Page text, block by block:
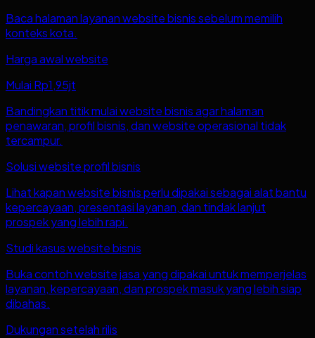
Baca halaman layanan website bisnis sebelum memilih
konteks kota.
Harga awal website
Mulai Rp1,95jt
Bandingkan titik mulai website bisnis agar halaman
penawaran, profil bisnis, dan website operasional tidak
tercampur.
Solusi website profil bisnis
Lihat kapan website bisnis perlu dipakai sebagai alat bantu
kepercayaan, presentasi layanan, dan tindak lanjut
prospek yang lebih rapi.
Studi kasus website bisnis
Buka contoh website jasa yang dipakai untuk memperjelas
layanan, kepercayaan, dan prospek masuk yang lebih siap
dibahas.
Dukungan setelah rilis